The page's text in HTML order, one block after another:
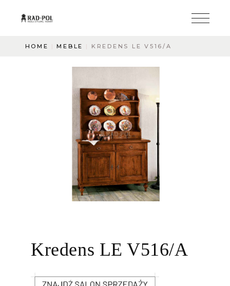
HOME MEBLE KREDENS LE V516/A
Kredens LE V516/A